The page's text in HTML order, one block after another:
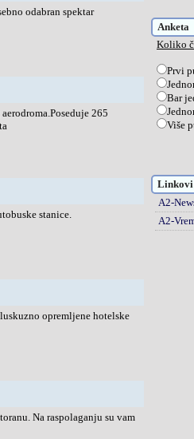
odabran spektar
265
stanice.
opremljene hotelske
Na raspolaganju su vam
Anketa
Koliko
Prvi
Bar
Više
Linkovi
A2-
A2-